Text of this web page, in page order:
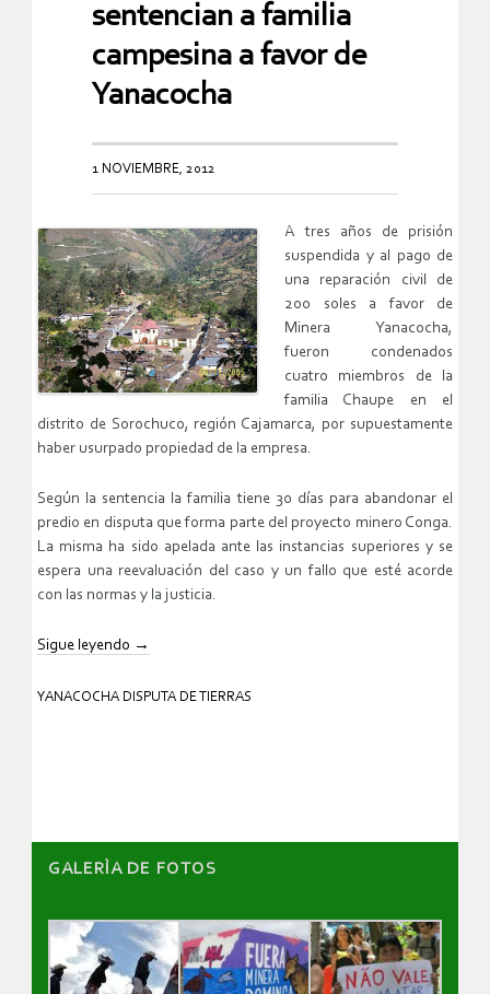
sentencian a familia
campesina a favor de
Yanacocha
1 NOVIEMBRE, 2012
A tres años de prisión
suspendida y al pago de
una reparación civil de
200 soles a favor de
Minera Yanacocha,
fueron condenados
cuatro miembros de la
familia Chaupe en el
distrito de Sorochuco, región Cajamarca, por supuestamente
haber usurpado propiedad de la empresa.
Según la sentencia la familia tiene 30 días para abandonar el
predio en disputa que forma parte del proyecto minero Conga.
La misma ha sido apelada ante las instancias superiores y se
espera una reevaluación del caso y un fallo que esté acorde
con las normas y la justicia.
Sigue leyendo →
YANACOCHA DISPUTA DE TIERRAS
GALERÌA DE FOTOS